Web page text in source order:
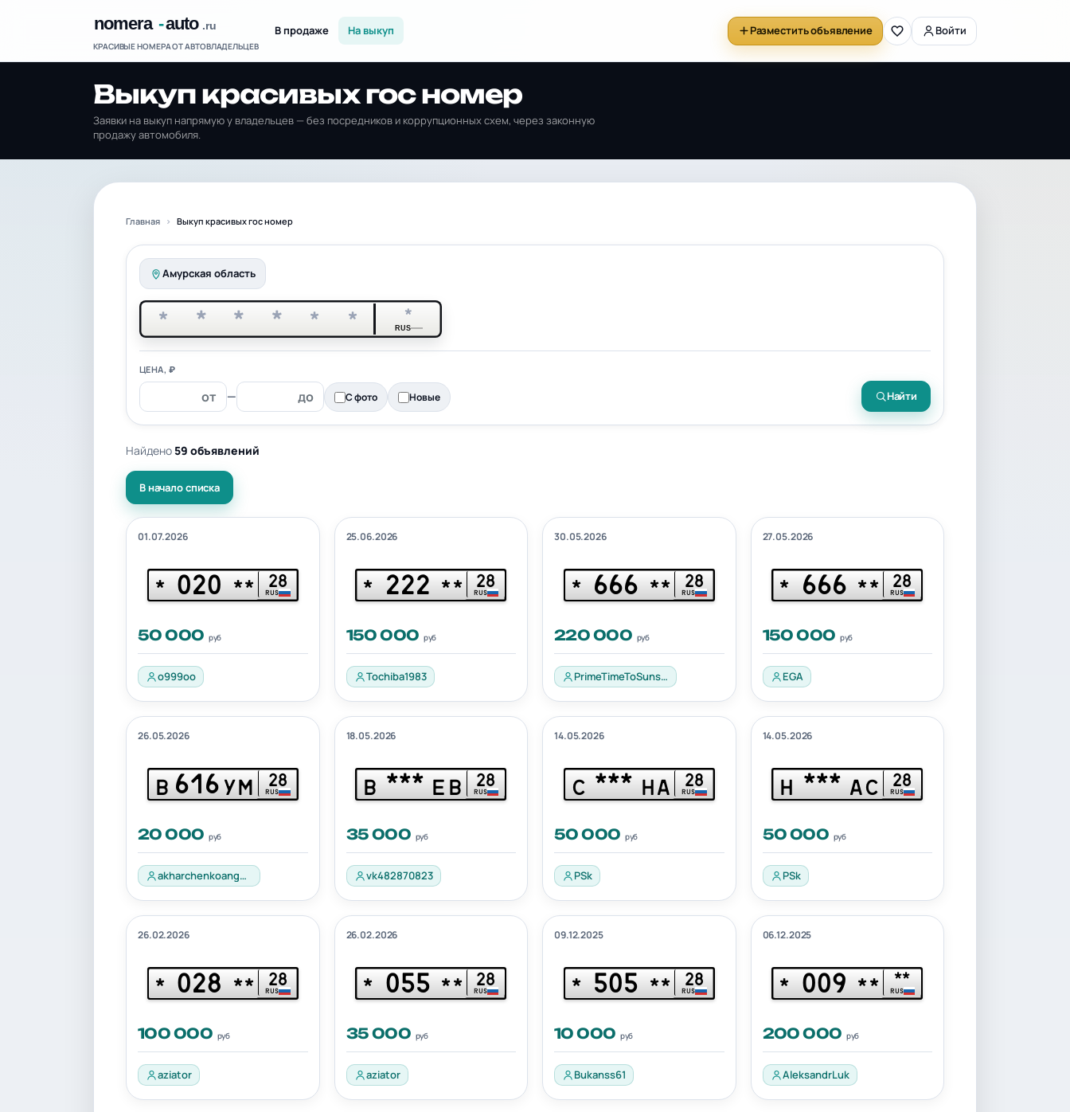
КРАСИВЫЕ НОМЕРА ОТ АВТОВЛАДЕЛЬЦЕВ
В продаже На выкуп Разместить объявление Войти
Выкуп красивых гос номер
Заявки на выкуп напрямую у владельцев — без посредников и коррупционных схем, через законную
продажу автомобиля.
Главная Выкуп красивых гос номер
Амурская область
* * * * * * *
RUS
ЦЕНА, ₽
— С фото Новые Найти
Найдено 59 объявлений
В начало списка
01.07.2026
* 020 ** 28
RUS
50 000 руб
o999oo
25.06.2026
* 222 ** 28
RUS
150 000 руб
Tochiba1983
30.05.2026
* 666 ** 28
RUS
220 000 руб
PrimeTimeToSunshineHello
27.05.2026
* 666 ** 28
RUS
150 000 руб
EGA
26.05.2026
В 616УМ 28
RUS
20 000 руб
akharchenkoangelina24
18.05.2026
В *** ЕВ 28
RUS
35 000 руб
vk482870823
14.05.2026
С *** НА 28
RUS
50 000 руб
PSk
14.05.2026
Н *** АС 28
RUS
50 000 руб
PSk
26.02.2026
* 028 ** 28
RUS
100 000 руб
aziator
26.02.2026
* 055 ** 28
RUS
35 000 руб
aziator
09.12.2025
* 505 ** 28
RUS
10 000 руб
Bukanss61
06.12.2025
* 009 ** **
RUS
200 000 руб
AleksandrLuk